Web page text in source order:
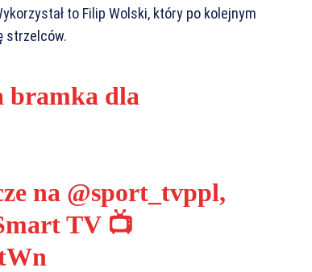
to Filip Wolski, który po kolejnym
strzelców.
bramka dla
na @sport_tvppl,
TV 📺